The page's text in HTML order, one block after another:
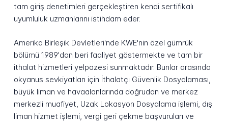
tam giriş denetimleri gerçekleştiren kendi sertifikalı
uyumluluk uzmanlarını istihdam eder.
Amerika Birleşik Devletleri'nde KWE'nin özel gümrük
bölümü 1989'dan beri faaliyet göstermekte ve tam bir
ithalat hizmetleri yelpazesi sunmaktadır. Bunlar arasında
okyanus sevkiyatları için İthalatçı Güvenlik Dosyalaması,
büyük liman ve havaalanlarında doğrudan ve merkez
merkezli muafiyet, Uzak Lokasyon Dosyalama işlemi, dış
liman hizmet işlemi, vergi geri çekme başvuruları ve